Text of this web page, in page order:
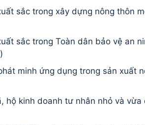
sắc trong xây dựng nông thôn
sắc trong Toàn dân bảo vệ an
minh ứng dụng trong sản xuất
hộ kinh doanh tư nhân nhỏ và vừa